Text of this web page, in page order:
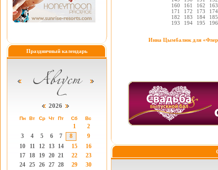
Праздничный календарь
2026
Пн Вт Ср Чт Пт Сб Вс
1
2
3
4 5 6 7 8
9
10
11 12 13 14 15
16
17
18 19 20 21 22
23
24 25 26 27 28 29
30
160
161 162
163
171
172 173
174
182
183 184
185
193
194 195 196
Инна Цымбалюк для